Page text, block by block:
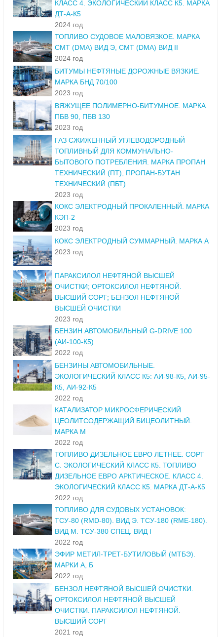
КЛАСС 4. ЭКОЛОГИЧЕСКИЙ КЛАСС К5. МАРКА
ДТ-А-К5
2024 год
ТОПЛИВО СУДОВОЕ МАЛОВЯЗКОЕ. МАРКА
СМТ (DMA) ВИД Э, СМТ (DMA) ВИД II
2024 год
БИТУМЫ НЕФТЯНЫЕ ДОРОЖНЫЕ ВЯЗКИЕ.
МАРКА БНД 70/100
2023 год
ВЯЖУЩЕЕ ПОЛИМЕРНО-БИТУМНОЕ. МАРКА
ПБВ 90, ПБВ 130
2023 год
ГАЗ СЖИЖЕННЫЙ УГЛЕВОДОРОДНЫЙ
ТОПЛИВНЫЙ ДЛЯ КОММУНАЛЬНО-
БЫТОВОГО ПОТРЕБЛЕНИЯ. МАРКА ПРОПАН
ТЕХНИЧЕСКИЙ (ПТ), ПРОПАН-БУТАН
ТЕХНИЧЕСКИЙ (ПБТ)
2023 год
КОКС ЭЛЕКТРОДНЫЙ ПРОКАЛЕННЫЙ. МАРКА
КЭП-2
2023 год
КОКС ЭЛЕКТРОДНЫЙ СУММАРНЫЙ. МАРКА А
2023 год
ПАРАКСИЛОЛ НЕФТЯНОЙ ВЫСШЕЙ
ОЧИСТКИ; ОРТОКСИЛОЛ НЕФТЯНОЙ.
ВЫСШИЙ СОРТ; БЕНЗОЛ НЕФТЯНОЙ
ВЫСШЕЙ ОЧИСТКИ
2023 год
БЕНЗИН АВТОМОБИЛЬНЫЙ G-DRIVE 100
(АИ-100-К5)
2022 год
БЕНЗИНЫ АВТОМОБИЛЬНЫЕ.
ЭКОЛОГИЧЕСКИЙ КЛАСС К5: АИ-98-К5, АИ-95-
К5, АИ-92-К5
2022 год
КАТАЛИЗАТОР МИКРОСФЕРИЧЕСКИЙ
ЦЕОЛИТСОДЕРЖАЩИЙ БИЦЕОЛИТНЫЙ.
МАРКА М
2022 год
ТОПЛИВО ДИЗЕЛЬНОЕ ЕВРО ЛЕТНЕЕ. СОРТ
С. ЭКОЛОГИЧЕСКИЙ КЛАСС К5. ТОПЛИВО
ДИЗЕЛЬНОЕ ЕВРО АРКТИЧЕСКОЕ. КЛАСС 4.
ЭКОЛОГИЧЕСКИЙ КЛАСС К5. МАРКА ДТ-А-К5
2022 год
ТОПЛИВО ДЛЯ СУДОВЫХ УСТАНОВОК:
ТСУ-80 (RMD-80). ВИД Э. ТСУ-180 (RME-180).
ВИД М. ТСУ-380 СПЕЦ. ВИД I
2022 год
ЭФИР МЕТИЛ-ТРЕТ-БУТИЛОВЫЙ (МТБЭ).
МАРКИ А, Б
2022 год
БЕНЗОЛ НЕФТЯНОЙ ВЫСШЕЙ ОЧИСТКИ.
ОРТОКСИЛОЛ НЕФТЯНОЙ ВЫСШЕЙ
ОЧИСТКИ. ПАРАКСИЛОЛ НЕФТЯНОЙ.
ВЫСШИЙ СОРТ
2021 год